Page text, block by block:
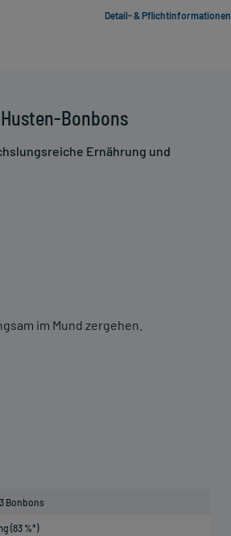
Bonbons
Ernährung und
im Mund zergehen.
Bonbons
(83 %*)
Detail- & Pflichtinformationen